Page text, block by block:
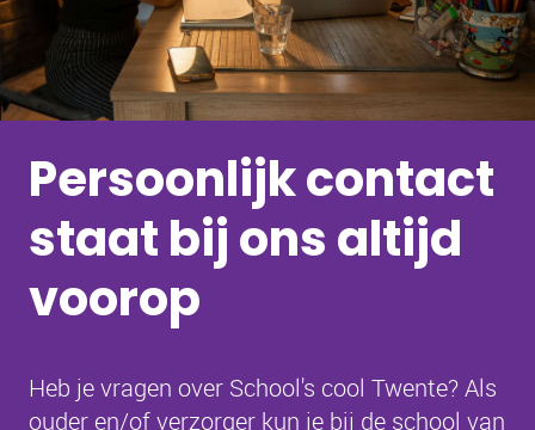
Persoonlijk contact
staat bij ons altijd
voorop
Heb je vragen over School's cool Twente? Als
ouder en/of verzorger kun je bij de school van